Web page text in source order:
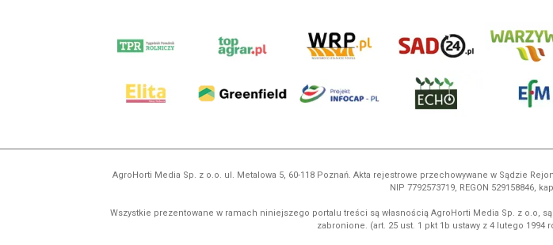
AgroHorti Media Sp. z o.o. ul. Metalowa 5, 60-118 Poznań. Akta rejestrowe przechowywane w Sądzie
NIP 7792573719, REGON 529158846,
Wszystkie prezentowane w ramach niniejszego portalu treści są własnością AgroHorti Media Sp. z
zabronione. (art. 25 ust. 1 pkt 1b ustawy z 4 lutego